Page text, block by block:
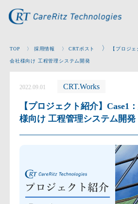
TOP 〉 採用情報 〉CRTポスト 〉 【プロジ
会社様向け 工程管理システム開発
2022.09.01 CRT.Works
【プロジェクト紹介】Case1
様向け 工程管理システム開発